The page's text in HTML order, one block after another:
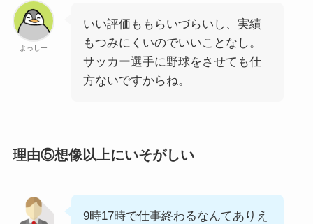
よっしー
いい評価ももらいづらいし、実績
もつみにくいのでいいことなし。
サッカー選手に野球をさせても仕
方ないですからね。
理由⑤想像以上にいそがしい
9時17時で仕事終わるなんてありえ